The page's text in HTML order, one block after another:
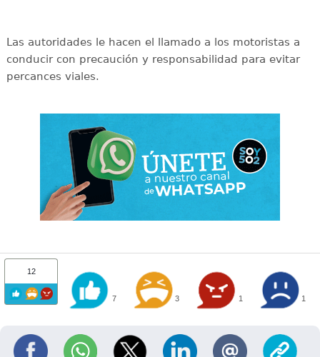
Las autoridades le hacen el llamado a los motoristas a
conducir con precaución y responsabilidad para evitar
percances viales.
12
7 3 1 1